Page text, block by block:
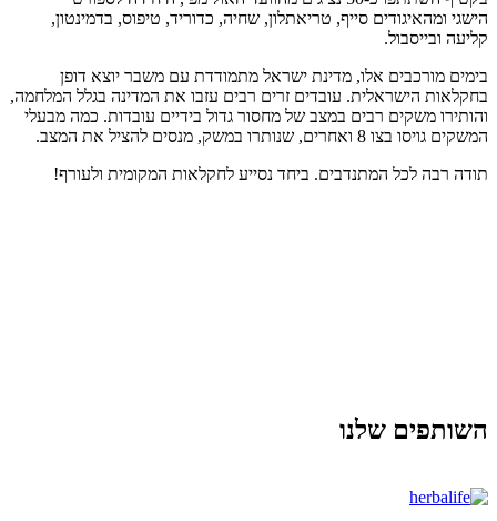
הישגי ומהאיגודים סייף, טריאתלון, שחיה, כדוריד, טיפוס, בדמינטון,
קליעה ובייסבול.
בימים מורכבים אלו, מדינת ישראל מתמודדת עם משבר יוצא דופן
בחקלאות הישראלית. עובדים זרים רבים עזבו את המדינה בגלל המלחמה,
והותירו משקים רבים במצב של מחסור גדול בידיים עובדות. כמה מבעלי
המשקים גויסו בצו 8 ואחרים, שנותרו במשק, מנסים להציל את המצב.
תודה רבה לכל המתנדבים. ביחד נסייע לחקלאות המקומית ולעורף!
השותפים שלנו